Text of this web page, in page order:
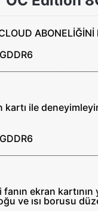
kartı ile
ekran
ve ısı borusu